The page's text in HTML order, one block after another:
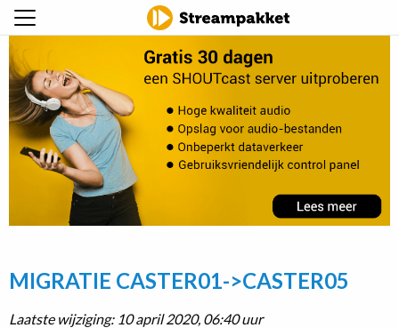
MIGRATIE CASTER01->CASTER05
Laatste wijziging: 10 april 2020, 06:40 uur